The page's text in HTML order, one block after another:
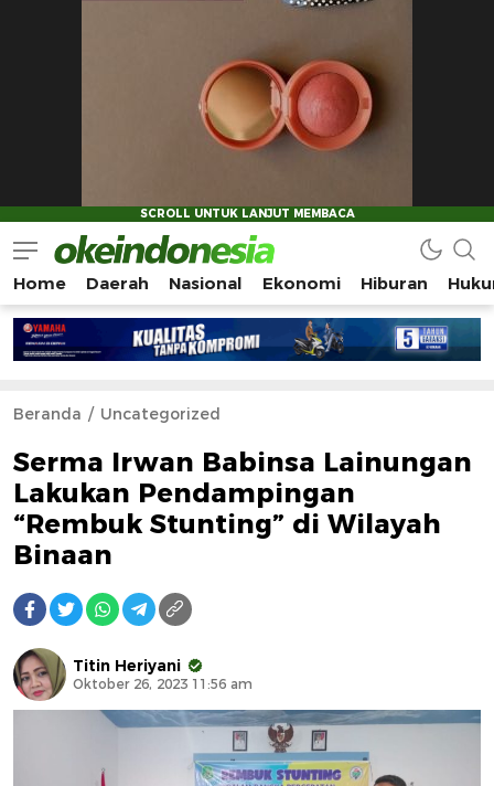
Okeindonesia.Online
Mengonlinekan Indonesia Secara Utuh
Home Daerah Nasional Ekonomi Hiburan
Beranda Uncategorized
Serma Irwan Babinsa Lainungan
Lakukan Pendampingan
“Rembuk Stunting” di Wilayah
Binaan
Titin Heriyani
Oktober 26, 2023 11:56 am